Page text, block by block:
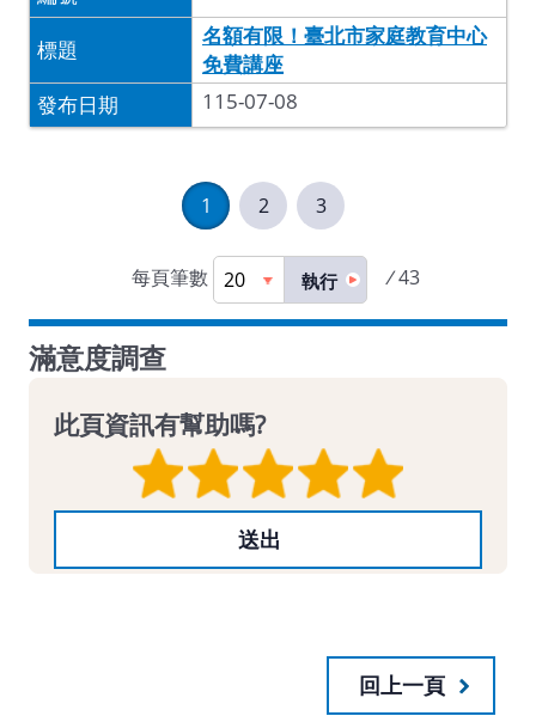
名額有限！臺北市家庭教育中心
免費講座
115-07-08
1 2 3
每頁筆數 執行 / 43
滿意度調查
此頁資訊有幫助嗎?
回上一頁